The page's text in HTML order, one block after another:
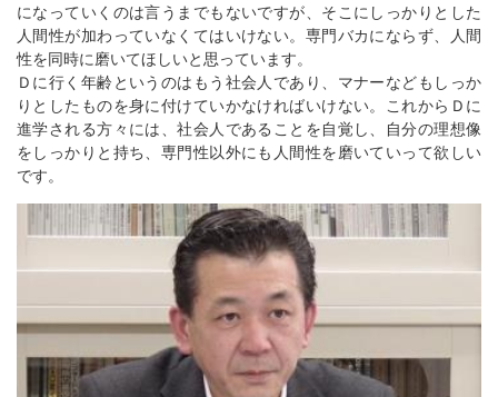
になっていくのは言うまでもないですが、そこにしっかりとした
人間性が加わっていなくてはいけない。専門バカにならず、人間
性を同時に磨いてほしいと思っています。
Ｄに行く年齢というのはもう社会人であり、マナーなどもしっか
りとしたものを身に付けていかなければいけない。これからＤに
進学される方々には、社会人であることを自覚し、自分の理想像
をしっかりと持ち、専門性以外にも人間性を磨いていって欲しい
です。